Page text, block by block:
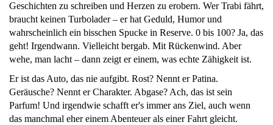
Geschichten zu schreiben und Herzen zu erobern. Wer Trabi fährt,
braucht keinen Turbolader – er hat Geduld, Humor und
wahrscheinlich ein bisschen Spucke in Reserve. 0 bis 100? Ja, das
geht! Irgendwann. Vielleicht bergab. Mit Rückenwind. Aber
wehe, man lacht – dann zeigt er einem, was echte Zähigkeit ist.
Er ist das Auto, das nie aufgibt. Rost? Nennt er Patina.
Geräusche? Nennt er Charakter. Abgase? Ach, das ist sein
Parfum! Und irgendwie schafft er's immer ans Ziel, auch wenn
das manchmal eher einem Abenteuer als einer Fahrt gleicht.